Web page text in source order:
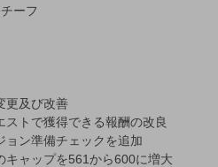
ーフ
更及び改善
ストで獲得できる報酬の改良
ョン準備チェックを追加
キャップを561から600に増大